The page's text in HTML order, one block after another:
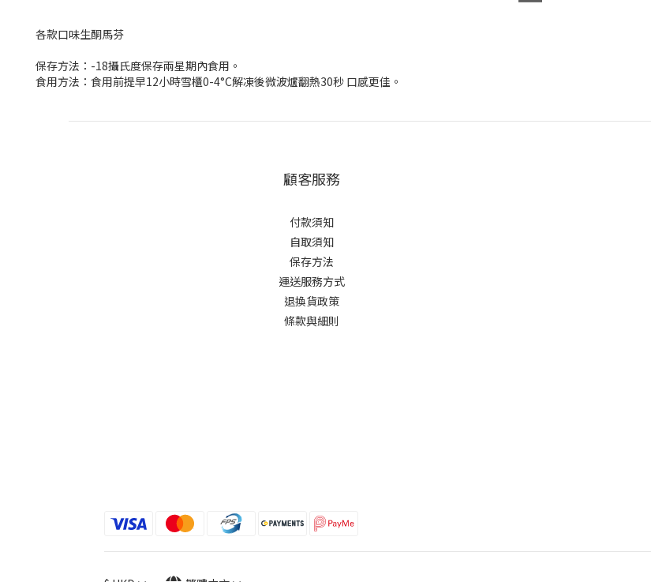
各款口味生酮馬芬
保存方法：-18攝氏度保存兩星期內食用。
食用方法：食用前提早12小時雪櫃0-4°C解凍後微波爐翻熱30秒 口感更佳。
顧客服務
付款須知
自取須知
保存方法
運送服務方式
退換貨政策
條款與細則